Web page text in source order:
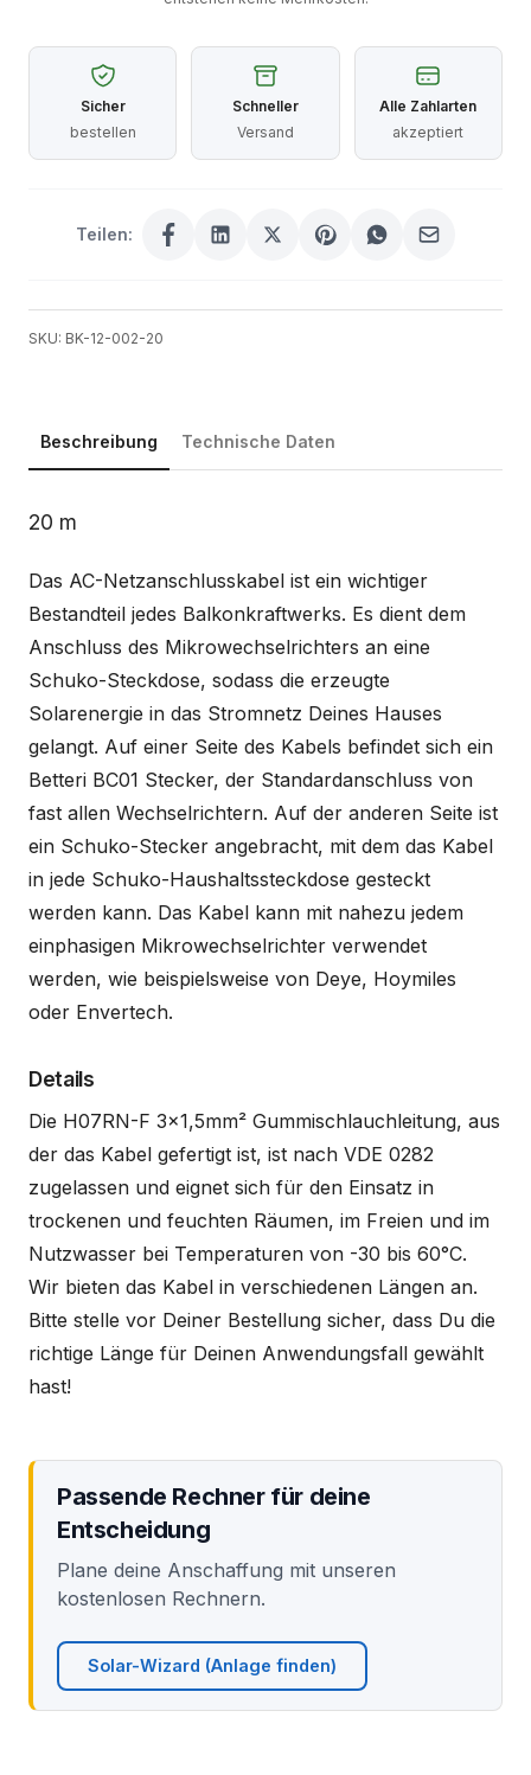
Sicher
bestellen
Schneller
Versand
Alle Zahlarten
akzeptiert
Teilen:
SKU: BK-12-002-20
Beschreibung Technische Daten
Beschreibung
20 m
Das AC-Netzanschlusskabel ist ein wichtiger
Bestandteil jedes Balkonkraftwerks. Es dient dem
Anschluss des Mikrowechselrichters an eine
Schuko-Steckdose, sodass die erzeugte
Solarenergie in das Stromnetz Deines Hauses
gelangt. Auf einer Seite des Kabels befindet sich ein
Betteri BC01 Stecker, der Standardanschluss von
fast allen Wechselrichtern. Auf der anderen Seite ist
ein Schuko-Stecker angebracht, mit dem das Kabel
in jede Schuko-Haushaltssteckdose gesteckt
werden kann. Das Kabel kann mit nahezu jedem
einphasigen Mikrowechselrichter verwendet
werden, wie beispielsweise von Deye, Hoymiles
oder Envertech.
Details
Die H07RN-F 3x1,5mm² Gummischlauchleitung, aus
der das Kabel gefertigt ist, ist nach VDE 0282
zugelassen und eignet sich für den Einsatz in
trockenen und feuchten Räumen, im Freien und im
Nutzwasser bei Temperaturen von -30 bis 60°C.
Wir bieten das Kabel in verschiedenen Längen an.
Bitte stelle vor Deiner Bestellung sicher, dass Du die
richtige Länge für Deinen Anwendungsfall gewählt
hast!
Passende Rechner für deine
Entscheidung
Plane deine Anschaffung mit unseren
kostenlosen Rechnern.
Solar-Wizard (Anlage finden)